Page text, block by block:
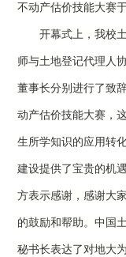
不动产估价技能大赛
开幕式上，我校
师与土地登记代理人
董事长分别进行了致
动产估价技能大赛，
生所学知识的应用转
建设提供了宝贵的机
方表示感谢，感谢大
的鼓励和帮助。中国
秘书长表达了对地大